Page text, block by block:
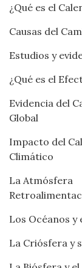
¿Qué es el
Causas del
Estudios y
¿Qué es el
Evidencia del
Global
Impacto del
Climático
La Atmósfera
Los Océanos y
La Criósfera y